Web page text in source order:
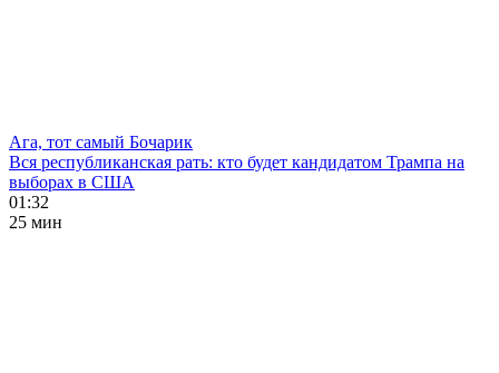
Ага, тот самый Бочарик
Вся республиканская рать: кто будет кандидатом Трампа на
выборах в США
01:32
25 мин